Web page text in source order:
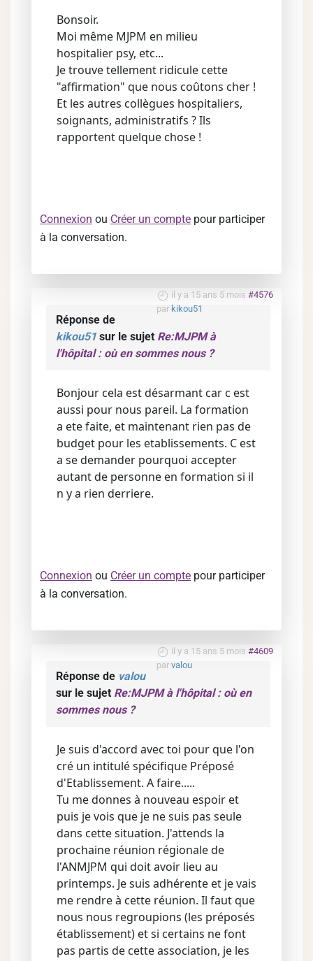
Bonsoir.
Moi même MJPM en milieu
hospitalier psy, etc...
Je trouve tellement ridicule cette
"affirmation" que nous coûtons cher !
Et les autres collègues hospitaliers,
soignants, administratifs ? Ils
rapportent quelque chose !
Connexion ou Créer un compte pour participer
à la conversation.
il y a 15 ans 5 mois #4576
par kikou51
Réponse de
kikou51 sur le sujet Re:MJPM à
l'hôpital : où en sommes nous ?
Bonjour cela est désarmant car c est
aussi pour nous pareil. La formation
a ete faite, et maintenant rien pas de
budget pour les etablissements. C est
a se demander pourquoi accepter
autant de personne en formation si il
n y a rien derriere.
Connexion ou Créer un compte pour participer
à la conversation.
il y a 15 ans 5 mois #4609
par valou
Réponse de valou
sur le sujet Re:MJPM à l'hôpital : où en
sommes nous ?
Je suis d'accord avec toi pour que l'on
cré un intitulé spécifique Préposé
d'Etablissement. A faire.....
Tu me donnes à nouveau espoir et
puis je vois que je ne suis pas seule
dans cette situation. J'attends la
prochaine réunion régionale de
l'ANMJPM qui doit avoir lieu au
printemps. Je suis adhérente et je vais
me rendre à cette réunion. Il faut que
nous nous regroupions (les préposés
établissement) et si certains ne font
pas partis de cette association, je les